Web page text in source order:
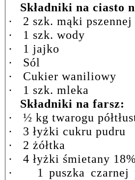
Składniki na ciasto
·
2 szk. mąki pszennej
·
1 szk. wody
·
1 jajko
·
Sól
·
Cukier waniliowy
·
1 szk. mleka
Składniki na farsz:
·
½ kg twarogu
·
3 łyżki cukru pudru
·
2 żółtka
·
4 łyżki śmietany
·
1 puszka